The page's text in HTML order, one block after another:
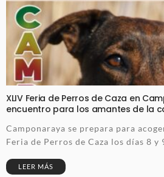
XLIV Feria de Perros de Caza en
encuentro para los amantes de la
Camponaraya se prepara para
Feria de Perros de Caza los días 8 y
LEER MÁS